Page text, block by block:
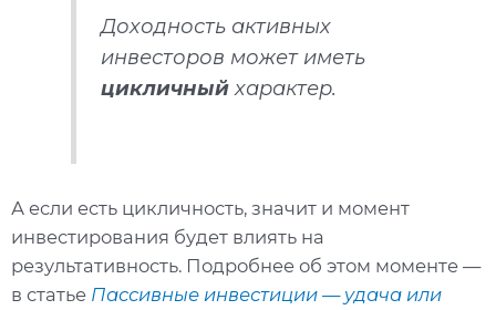
Доходность активных
инвесторов может иметь
цикличныйхарактер.
А если есть цикличность, значит и момент
инвестирования будет влиять на
результативность. Подробнее об этом моменте —
в статье Пассивные инвестиции — удача или